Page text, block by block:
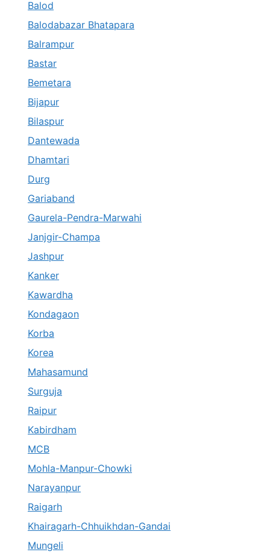
Balod
Balodabazar Bhatapara
Balrampur
Bastar
Bemetara
Bijapur
Bilaspur
Dantewada
Dhamtari
Durg
Gariaband
Gaurela-Pendra-Marwahi
Janjgir-Champa
Jashpur
Kanker
Kawardha
Kondagaon
Korba
Korea
Mahasamund
Surguja
Raipur
Kabirdham
MCB
Mohla-Manpur-Chowki
Narayanpur
Raigarh
Khairagarh-Chhuikhdan-Gandai
Mungeli